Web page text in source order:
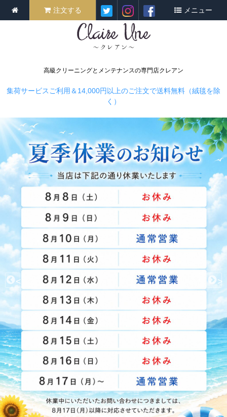
高級クリーニングとメンテナンスの専門店クレアン
注文する メニュー
集荷サービスご利用＆14,000円以上のご注文で送料無料（絨毯を除
く）
< >